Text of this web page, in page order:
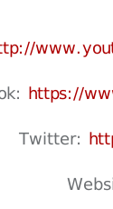
https://
Twitter: